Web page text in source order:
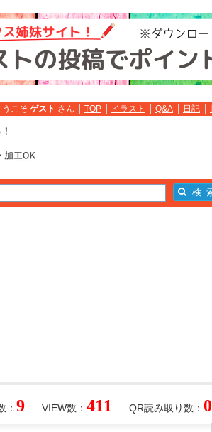
うこそ ゲスト さん TOP イラスト Q&A 日記
QR読み取り数： 0
VIEW数： 411
： 9